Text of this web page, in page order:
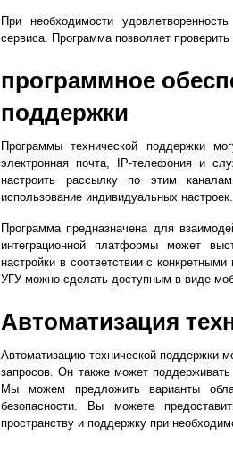
При необходимости
сервиса. Программа позволяет проверить
программное
поддержки
Программы технической поддержки
электронная почта, IP-телефония и
настроить рассылку по этим
использование индивидуальных настроек.
Программа предназначена для
интеграционной платформы может
настройки в соответствии с
УГУ можно сделать доступным в виде
Автоматизация
Автоматизацию технической поддержки
запросов. Он также может
Мы можем предложить варианты
безопасности. Вы можете
пространству и поддержку при